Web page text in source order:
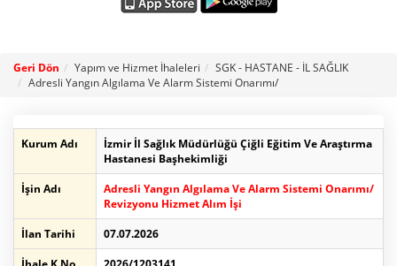
Geri Dön Yapım ve Hizmet İhaleleri
SGK - HASTANE - İL SAĞLIK
Adresli Yangın Algılama Ve Alarm Sistemi Onarımı/
Kurum Adı
İzmir İl Sağlık Müdürlüğü Çiğli Eğitim Ve Araştırma
Hastanesi Başhekimliği
İşin Adı
Adresli Yangın Algılama Ve Alarm Sistemi Onarımı/
Revizyonu Hizmet Alım İşi
İlan Tarihi
07.07.2026